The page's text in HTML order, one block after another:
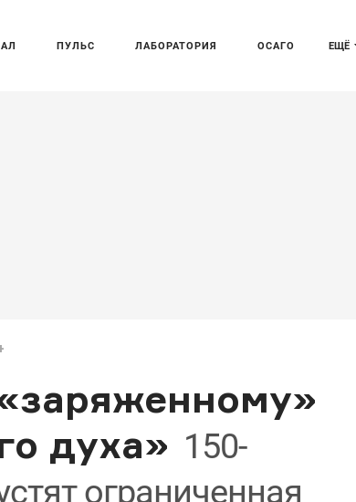
ЕЩЁ
ПУЛЬС ЛАБОРАТОРИЯ ОСАГО
духа» 150-
ограниченная